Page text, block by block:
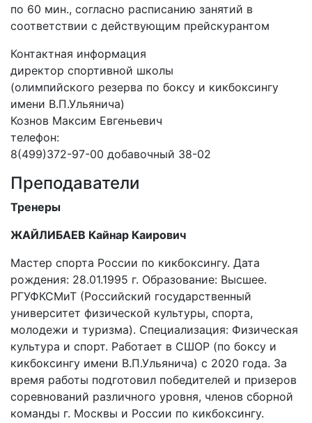
по 60 мин., согласно расписанию занятий в
соответствии с действующим прейскурантом
Контактная информация
директор спортивной школы
(олимпийского резерва по боксу и кикбоксингу
имени В.П.Ульянича)
Кознов Максим Евгеньевич
телефон:
8(499)372-97-00 добавочный 38-02
Преподаватели
Тренеры
ЖАЙЛИБАЕВ Кайнар Каирович
Мастер спорта России по кикбоксингу. Дата
рождения: 28.01.1995 г. Образование: Высшее.
РГУФКСМиТ (Российский государственный
университет физической культуры, спорта,
молодежи и туризма). Специализация: Физическая
культура и спорт. Работает в СШОР (по боксу и
кикбоксингу имени В.П.Ульянича) с 2020 года. За
время работы подготовил победителей и призеров
соревнований различного уровня, членов сборной
команды г. Москвы и России по кикбоксингу.